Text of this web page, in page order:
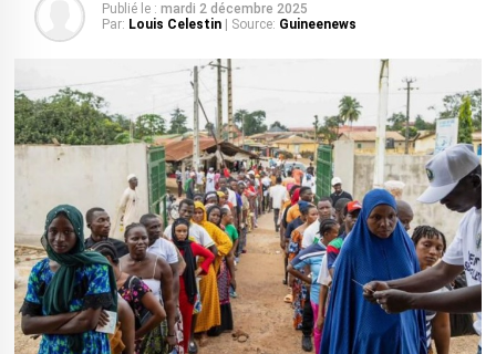
Publié le : mardi 2 décembre 2025
Par: Louis Celestin | Source: Guineenews